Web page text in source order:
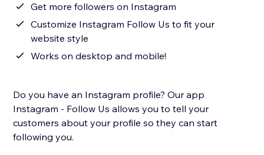
Get more followers on Instagram
Customize Instagram Follow Us to fit your
website style
Works on desktop and mobile!
Do you have an Instagram profile? Our app
Instagram - Follow Us allows you to tell your
customers about your profile so they can start
following you.